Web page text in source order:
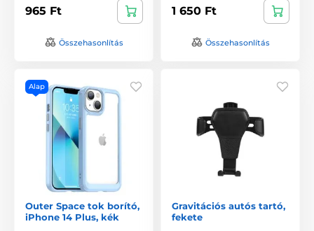
965 Ft
Összehasonlítás
1 650 Ft
Összehasonlítás
Alap
Outer Space tok borító,
iPhone 14 Plus, kék
Gravitációs autós tartó,
fekete